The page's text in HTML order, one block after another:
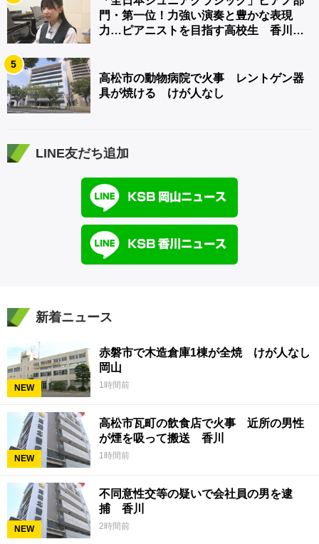
門・第一位！力強い演奏と豊かな表現
力…ピアニストを目指す高校生 香川
5
高松市の動物病院で火事 レントゲン器
具が焼ける けが人なし
LINE友だち追加
新着ニュース
NEW
赤磐市で木造倉庫1棟が全焼 けが人なし
岡山
1時間前
NEW
高松市瓦町の飲食店で火事 近所の男性
が煙を吸って搬送 香川
1時間前
NEW
不同意性交等の疑いで会社員の男を逮
捕 香川
2時間前